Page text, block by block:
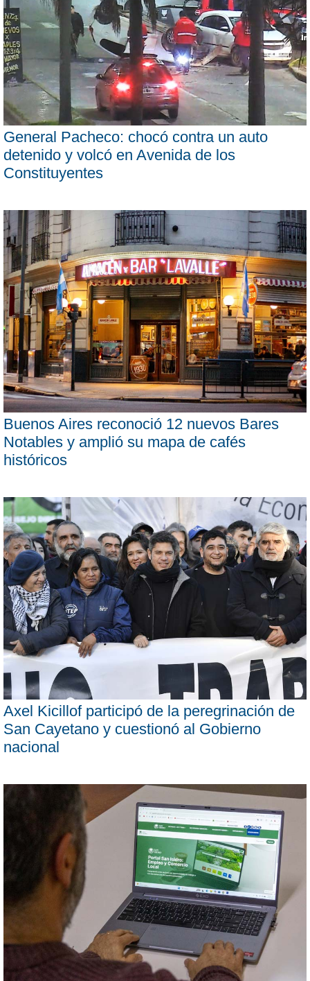
General Pacheco: chocó contra un auto
detenido y volcó en Avenida de los
Constituyentes
Buenos Aires reconoció 12 nuevos Bares
Notables y amplió su mapa de cafés
históricos
Axel Kicillof participó de la peregrinación de
San Cayetano y cuestionó al Gobierno
nacional